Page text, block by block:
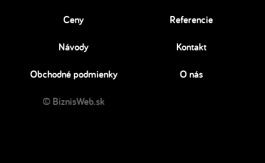
Ceny Referencie
Návody Kontakt
Obchodné podmienky O nás
© BiznisWeb.sk